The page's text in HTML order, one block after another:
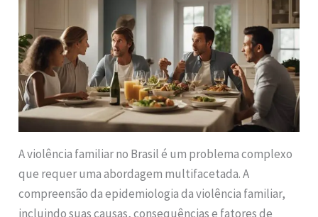
A violência familiar no Brasil é um problema complexo
que requer uma abordagem multifacetada. A
compreensão da epidemiologia da violência familiar,
incluindo suas causas, consequências e fatores de